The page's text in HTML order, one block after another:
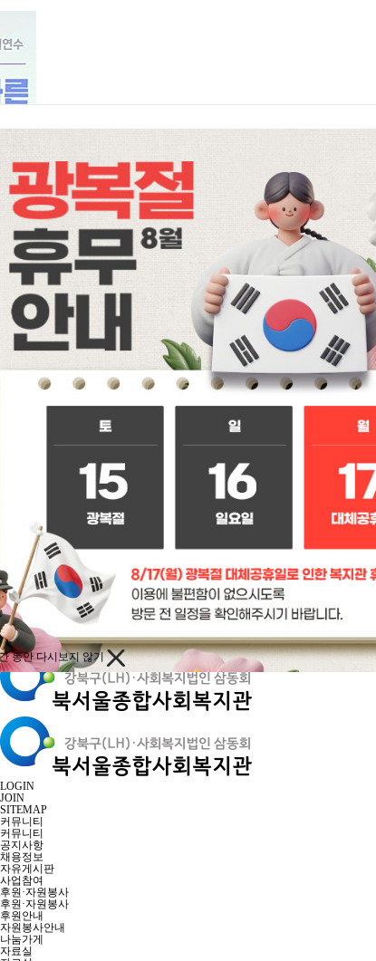
동안 다시보지 않기
1
2
3
LOGIN
JOIN
SITEMAP
커뮤니티
커뮤니티
공지사항
채용정보
자유게시판
사업참여
후원·자원봉사
후원·자원봉사
후원안내
자원봉사안내
나눔가게
자료실